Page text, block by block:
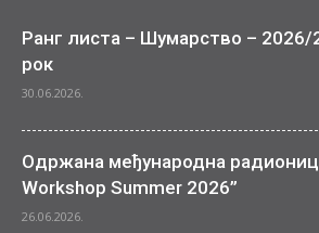
Ранг листа – Шумарство – 2026/
рок
30.06.2026.
Одржана међународна
Workshop Summer 2026”
26.06.2026.